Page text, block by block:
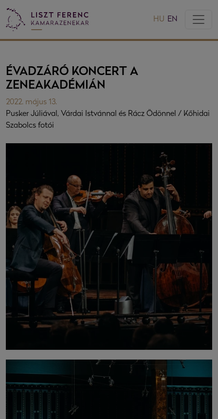
HU EN
ÉVADZÁRÓ KONCERT A
ZENEAKADÉMIÁN
2022. május 13.
Pusker Júliával, Várdai Istvánnal és Rácz Ödönnel / Kőhidai
Szabolcs fotói